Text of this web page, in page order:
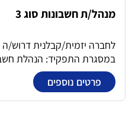
מנהל/ת חשבונות סוג 3
במסגרת התפקיד: הנהלת
של חשבוניות ספקים, קבלני
חוזים מול חשבונות חלקיים
ומנהלי פרויקטים. ניהול
פרטים נוספים